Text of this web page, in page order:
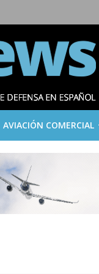
AVIACIÓN COMERCIAL